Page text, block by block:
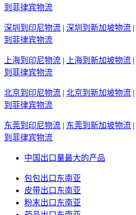
到菲律宾物流
深圳到印尼物流 | 深圳到新加坡物流 |
到菲律宾物流
上海到印尼物流 | 上海到新加坡物流 |
到菲律宾物流
北京到印尼物流 | 北京到新加坡物流 |
到菲律宾物流
东莞到印尼物流 | 东莞到新加坡物流 |
到菲律宾物流
中国出口量最大的产品
包包出口东南亚
皮带出口东南亚
粉末出口东南亚